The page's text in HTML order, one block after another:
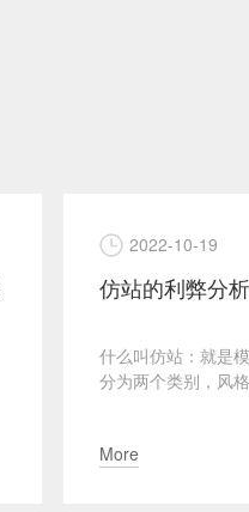
2022-10-19
仿站的利弊分
什么叫仿站：就是
分为两个类别，风
More